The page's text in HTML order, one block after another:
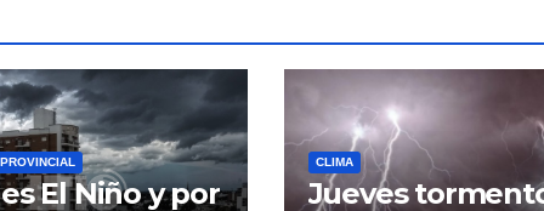
PROVINCIAL
El Niño y por
CLIMA
Jueves